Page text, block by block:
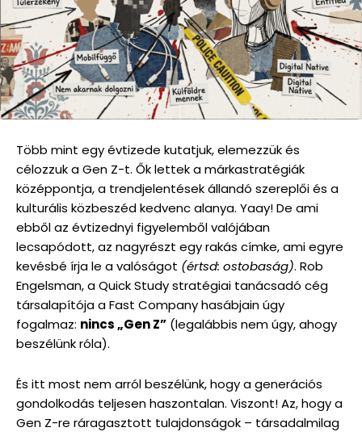
Több mint egy évtizede kutatjuk, elemezzük és
célozzuk a Gen Z-t. Ők lettek a márkastratégiák
középpontja, a trendjelentések állandó szereplői és a
kulturális közbeszéd kedvenc alanya. Yaay! De ami
ebből az évtizednyi figyelemből valójában
lecsapódott, az nagyrészt egy rakás címke, ami egyre
kevésbé írja le a valóságot (értsd: ostobaság). Rob
Engelsman, a Quick Study stratégiai tanácsadó cég
társalapítója a Fast Company hasábjain úgy
fogalmaz: nincs „Gen Z” (legalábbis nem úgy, ahogy
beszélünk róla).
És itt most nem arról beszélünk, hogy a generációs
gondolkodás teljesen haszontalan. Viszont! Az, hogy a
Gen Z-re ráragasztott tulajdonságok – társadalmilag